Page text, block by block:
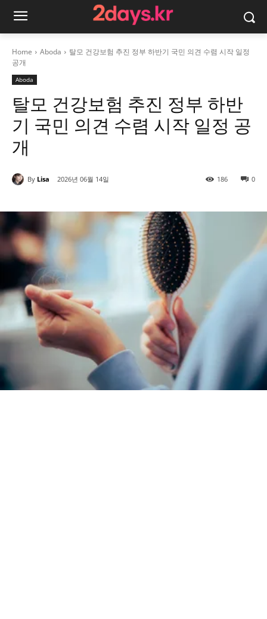
Home Aboda
탈모 건강보험 추진 정부 하반기 국민 의견 수렴 시작 일정
공개
Aboda
탈모 건강보험 추진 정부 하반
기 국민 의견 수렴 시작 일정 공
개
By Lisa 2026년 06월 14일 0
186